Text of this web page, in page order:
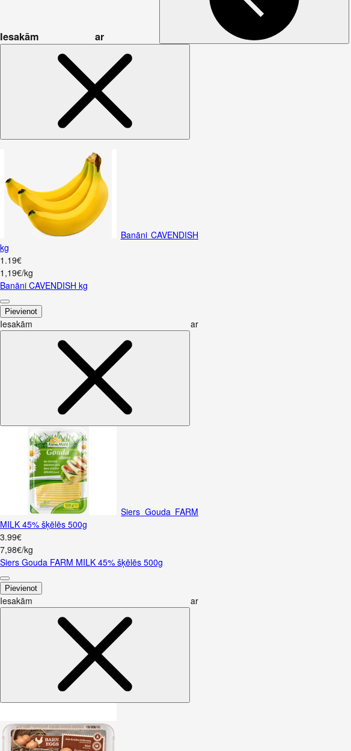
Iesakām ar
Banāni CAVENDISH
kg
1 .19€
1,19€/kg
Banāni CAVENDISH kg
Pievienot
Iesakām ar
Siers Gouda FARM
MILK 45% šķēlēs 500g
3.99€
7,98€/kg
Siers Gouda FARM MILK 45% šķēlēs 500g
Pievienot
Iesakām ar